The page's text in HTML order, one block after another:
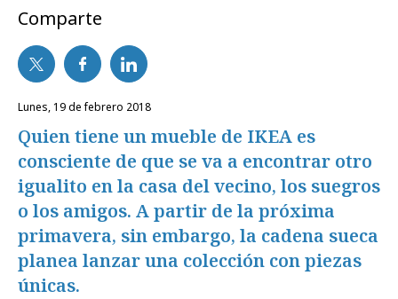
Comparte
lunes, 19 de febrero 2018
Quien tiene un mueble de IKEA es
consciente de que se va a encontrar otro
igualito en la casa del vecino, los suegros
o los amigos. A partir de la próxima
primavera, sin embargo, la cadena sueca
planea lanzar una colección con piezas
únicas.